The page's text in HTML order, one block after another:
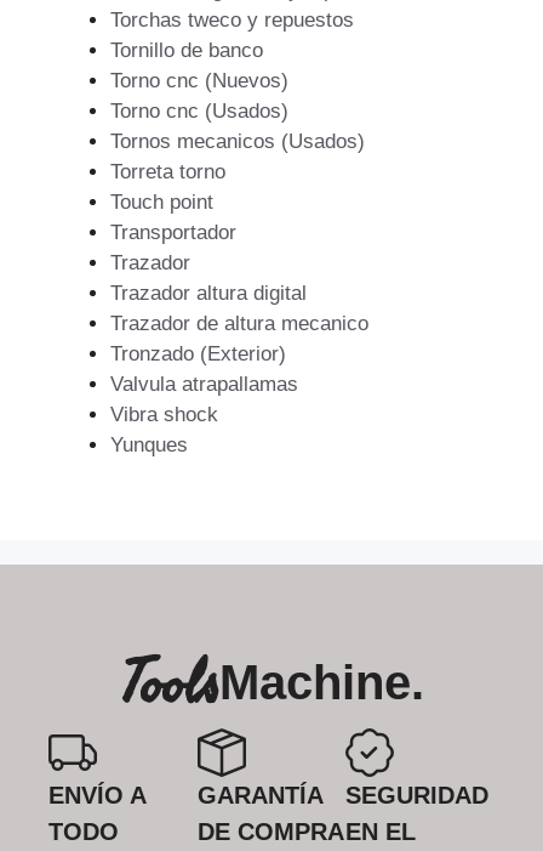
Torchas tweco y repuestos
Tornillo de banco
Torno cnc (Nuevos)
Torno cnc (Usados)
Tornos mecanicos (Usados)
Torreta torno
Touch point
Transportador
Trazador
Trazador altura digital
Trazador de altura mecanico
Tronzado (Exterior)
Valvula atrapallamas
Vibra shock
Yunques
ToolsMachine.
ENVÍO A
TODO
GARANTÍA
DE COMPRA
SEGURIDAD
EN EL